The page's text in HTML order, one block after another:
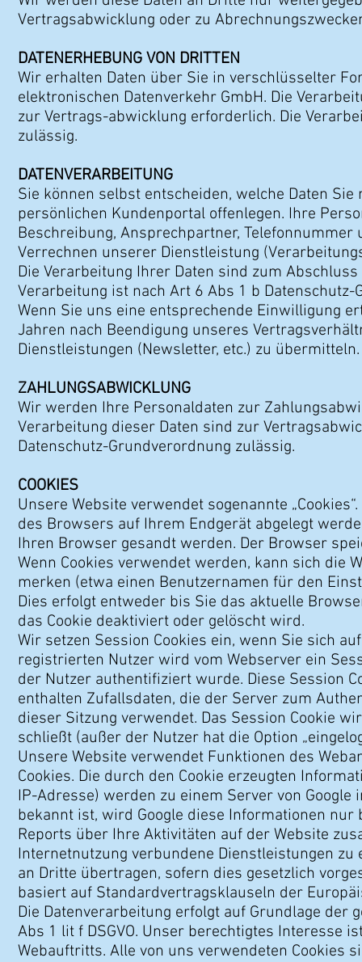
Vertragsabwicklung oder zu
DATENERHEBUNG VON DRITTEN
Wir erhalten Daten über Sie in verschlüsselter
elektronischen Datenverkehr GmbH. Die
zur Vertrags-abwicklung erforderlich. Die
zulässig.
DATENVERARBEITUNG
Sie können selbst entscheiden, welche Daten
persönlichen Kundenportal offenlegen. Ihre
Beschreibung, Ansprechpartner,
Verrechnen unserer Dienstleistung
Die Verarbeitung Ihrer Daten sind zum
Verarbeitung ist nach Art 6 Abs 1 b
Wenn Sie uns eine entsprechende Einwilligung
Jahren nach Beendigung unseres
Dienstleistungen (Newsletter, etc.) zu übermitteln.
ZAHLUNGSABWICKLUNG
Wir werden Ihre Personaldaten zur
Verarbeitung dieser Daten sind zur
Datenschutz-Grundverordnung zulässig.
COOKIES
Unsere Website verwendet sogenannte
des Browsers auf Ihrem Endgerät abgelegt
Ihren Browser gesandt werden. Der Browser
Wenn Cookies verwendet werden, kann sich die
merken (etwa einen Benutzernamen für den
Dies erfolgt entweder bis Sie das aktuelle
das Cookie deaktiviert oder gelöscht wird.
Wir setzen Session Cookies ein, wenn Sie sich
registrierten Nutzer wird vom Webserver ein
der Nutzer authentifiziert wurde. Diese Session
enthalten Zufallsdaten, die der Server zum
dieser Sitzung verwendet. Das Session Cookie
schließt (außer der Nutzer hat die Option
Unsere Website verwendet Funktionen des
Cookies. Die durch den Cookie erzeugten
IP-Adresse) werden zu einem Server von
bekannt ist, wird Google diese Informationen
Reports über Ihre Aktivitäten auf der Website
Internetnutzung verbundene Dienstleistungen
an Dritte übertragen, sofern dies gesetzlich
basiert auf Standardvertragsklauseln der
Die Datenverarbeitung erfolgt auf Grundlage der
Abs 1 lit f DSGVO. Unser berechtigtes Interesse
Webauftritts. Alle von uns verwendeten Cookies